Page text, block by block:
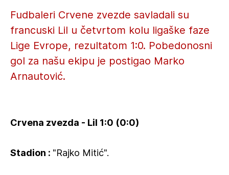
Fudbaleri Crvene zvezde savladali su
francuski Lil u četvrtom kolu ligaške faze
Lige Evrope, rezultatom 1:0. Pobedonosni
gol za našu ekipu je postigao Marko
Arnautović.
Crvena zvezda - Lil 1:0 (0:0)
Stadion : "Rajko Mitić".